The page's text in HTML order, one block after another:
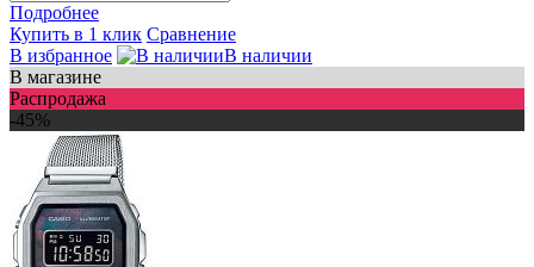
Подробнее
Купить в 1 клик Сравнение
В избранное
В наличии
В магазине
Распродажа
-45%